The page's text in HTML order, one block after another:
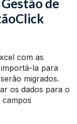
de
com as
la para
migrados.
os dados para o
campos